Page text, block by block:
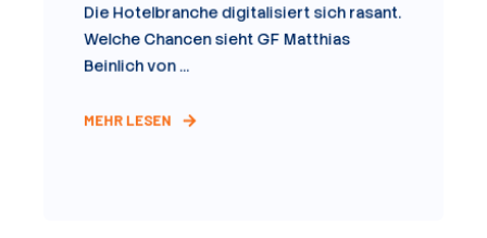
Die Hotelbranche digitalisiert sich rasant.
Welche Chancen sieht GF Matthias
Beinlich von ...
MEHR LESEN